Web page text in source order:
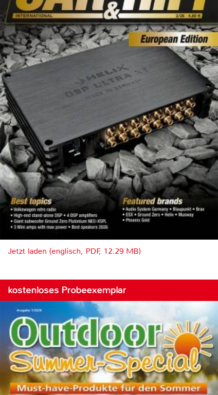
Jetzt laden (englisch, PDF, 12.29 MB)
kostenloses Probeexemplar